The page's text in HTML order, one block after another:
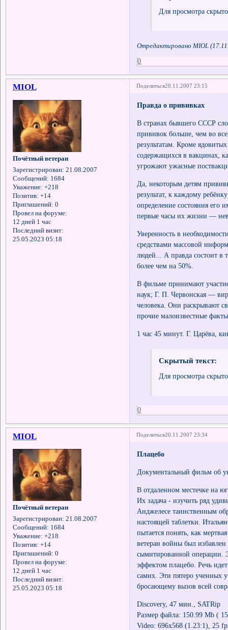
Для просмотра
Отредактировано MIOL
0
Поделиться20.11.2007 23:15
MIOL
Почётный ветеран
Зарегистрирован: 21.08.2007
Сообщений: 1684
Уважение: +218
Позитив: +14
Приглашений: 0
Провел на форуме:
12 дней 1 час
Последний визит:
25.05.2023 05:18
Правда о прививках
В странах бывшего СССР
прививок больше, чем во
результатам. Кроме
содержащихся в вакцинах,
угрожают ужасные
Да, некоторым детям
результат, к каждому
определение состояния
первые часы их жизни —
Уверенность в
средствами массовой
людей... А правда состоит в
более чем на 50%.
В фильме принимают
наук; Г. П. Червонская —
человека. Они раскрывают
прочие малоизвестные
1 час 45 минут. Г. Царёва,
Скрытый текст:
Для просмотра
0
Поделиться20.11.2007 23:34
MIOL
Почётный ветеран
Зарегистрирован: 21.08.2007
Сообщений: 1684
Уважение: +218
Позитив: +14
Приглашений: 0
Провел на форуме:
12 дней 1 час
Последний визит:
25.05.2023 05:18
Плацебо
Документальный фильм об
В отдаленном местечке на
Их задача - изучить ряд
Анджелесе таинственным
настоящей таблетки.
пытается понять, как
ветеран войны был
сымитированной операции.
эффектом плацебо. Речь
самих. Эти пятеро ученных
бросающему вызов всей
Discovery, 47 мин., SATRip
Размер файла: 150.99 Mb (
Video: 696x568 (1.23:1), 25